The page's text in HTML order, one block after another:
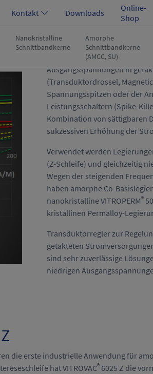
Kontakt Downloads
Online-
Shop
Nanokristalline
Schnittbandkerne
Amorphe
Schnittbandkerne
(AMCC, SU)
Sättigbare Drosseln werden z.
Ausgangsspannungen in
(Transduktordrossel,
Spannungsspitzen oder der
Leistungsschaltern (Spike-
Kombination von sättigbaren
sukzessiven Erhöhung der
Verwendet werden
(Z-Schleife) und gleichzeitig
Wegen der steigenden
haben amorphe Co-
nanokristalline VITROPERM®
kristallinen Permalloy-
Transduktorregler zur
getakteten
sind sehr zuverlässige
niedrigen
die erste industrielle Anwendung für
hat VITROVAC® 6025 Z die